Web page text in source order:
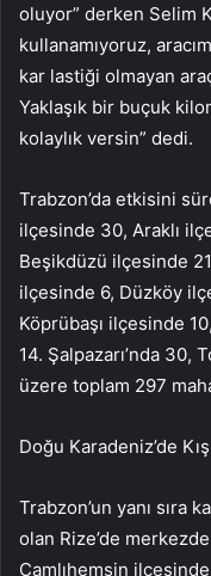
oluyor” derken Selim
kullanamıyoruz,
kar lastiği olmayan
Yaklaşık bir buçuk
kolaylık versin” dedi.
Trabzon’da etkisini
ilçesinde 30, Araklı
Beşikdüzü ilçesinde
ilçesinde 6, Düzköy
Köprübaşı ilçesinde
14. Şalpazarı’nda 30,
üzere toplam 297
Doğu Karadeniz’de Kış
Trabzon’un yanı sıra
olan Rize’de
Çamlıhemşin